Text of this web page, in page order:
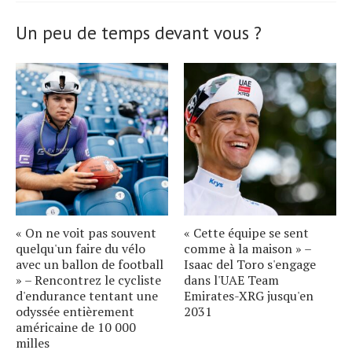
Un peu de temps devant vous ?
« On ne voit pas souvent
quelqu'un faire du vélo
avec un ballon de football
» – Rencontrez le cycliste
d'endurance tentant une
odyssée entièrement
américaine de 10 000
milles
« Cette équipe se sent
comme à la maison » –
Isaac del Toro s'engage
dans l'UAE Team
Emirates-XRG jusqu'en
2031